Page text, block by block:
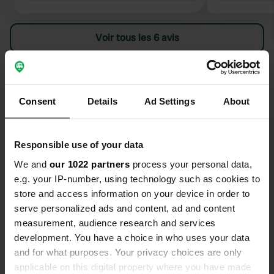
Consent Details Ad Settings About
Responsible use of your data
We and our 1022 partners process your personal data,
e.g. your IP-number, using technology such as cookies to
store and access information on your device in order to
serve personalized ads and content, ad and content
measurement, audience research and services
development. You have a choice in who uses your data
and for what purposes. Your privacy choices are only
applicable on this digital property where you have made
(il faisait sombre tôt le soir et prêt
tard le matin). Beaucoup de bruit de
la route D32 très fréquentée à
camping-cars. Patron peu
sur
Voir tous les 6 avis
Contact
Emplacement
Ferme de la mottelette
80120, Forest-Montiers, France
Coordonnées
50° 15' 11" N 1° 42' 44" E